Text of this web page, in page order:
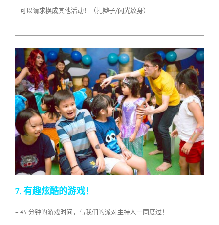
– 可以请求换成其他活动！（扎辫子/闪光纹身）
7. 有趣炫酷的游戏！
– 45 分钟的游戏时间，与我们的派对主持人一同度过！